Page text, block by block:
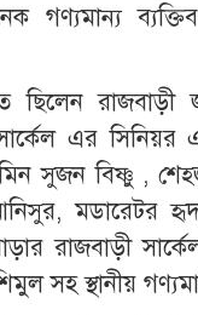
গণ্যমান্য
ছিলেন রাজবাড়ী
এর সিনিয়র
সুজন বিষ্ণু ,
মডারেটর
রাজবাড়ী
সহ স্থানীয়